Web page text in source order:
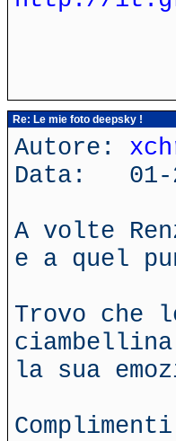
Re: Le mie foto deepsky !
Autore:
Data: 01-
A volte
e a quel
Trovo che
ciambellina
la sua